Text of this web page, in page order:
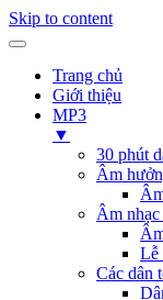
Skip to content
Trang chủ
Giới thiệu
MP3
▼
30 phút
Âm
Âm
Lễ
Các dân